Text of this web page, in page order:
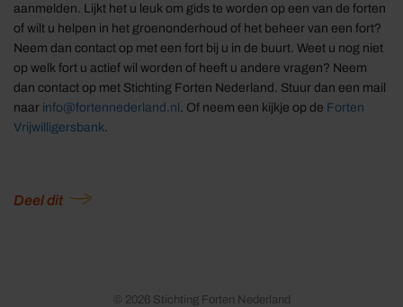
aanmelden. Lijkt het u leuk om gids te worden op een van de forten
of wilt u helpen in het groenonderhoud of het beheer van een fort?
Neem dan contact op met een fort bij u in de buurt. Weet u nog niet
op welk fort u actief wil worden of heeft u andere vragen? Neem
dan contact op met Stichting Forten Nederland. Stuur dan een mail
naar info@fortennederland.nl . Of neem een kijkje op de Forten
Vrijwilligersbank
Deel dit
© 2026 Stichting Forten Nederland